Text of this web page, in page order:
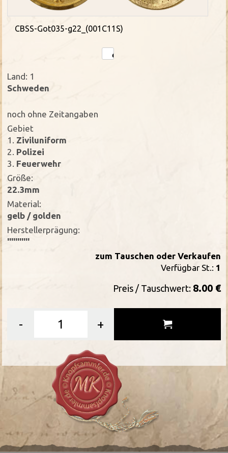
CBSS-Got035-g22_(001C11S)
Land: 1
Schweden
noch ohne Zeitangaben
Gebiet
1.
Ziviluniform
2. Polizei
3. Feuerwehr
Größe:
22.3mm
Material:
gelb / golden
Herstellerprägung:
'''''''''''
zum Tauschen oder Verkaufen
Verfügbar St.: 1
Preis / Tauschwert: 8.00 €
- +